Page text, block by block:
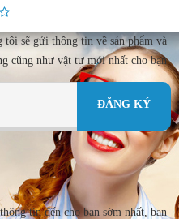
sẽ gửi thông tin về sản phẩm và
cũng như vật tư mới nhất cho bạn
tin đến cho bạn sớm nhất, bạn